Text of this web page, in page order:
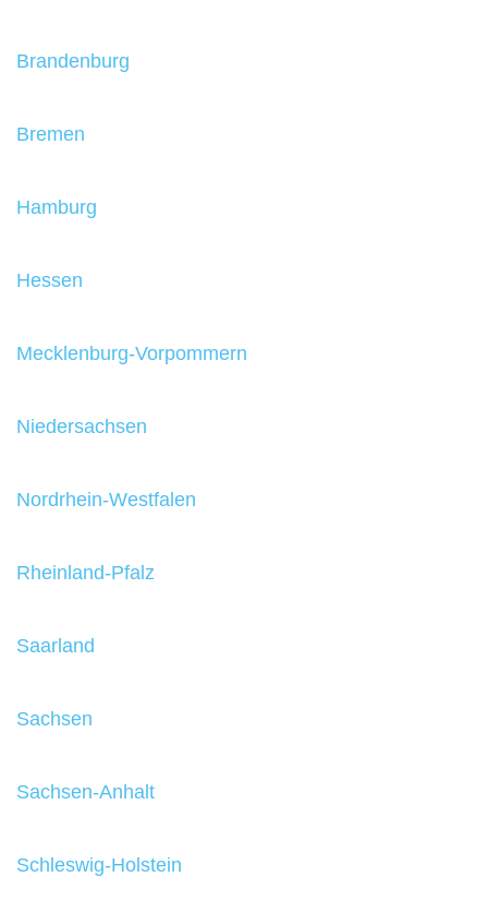
Brandenburg
Bremen
Hamburg
Hessen
Mecklenburg-Vorpommern
Niedersachsen
Nordrhein-Westfalen
Rheinland-Pfalz
Saarland
Sachsen
Sachsen-Anhalt
Schleswig-Holstein